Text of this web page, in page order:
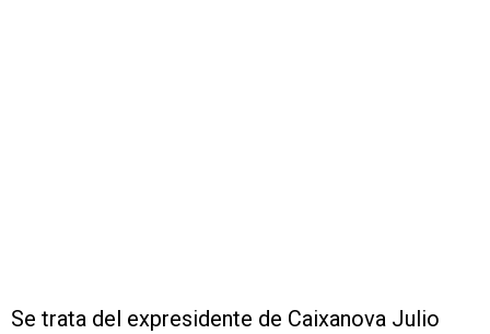
Se trata del expresidente de Caixanova Julio